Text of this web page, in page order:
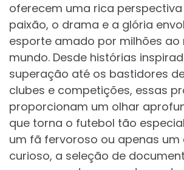
oferecem uma rica
paixão, o drama e a glória
esporte amado por milhões ao
mundo. Desde histórias
superação até os bastidores
clubes e competições, essas
proporcionam um olhar
que torna o futebol tão
um fã fervoroso ou apenas
curioso, a seleção de